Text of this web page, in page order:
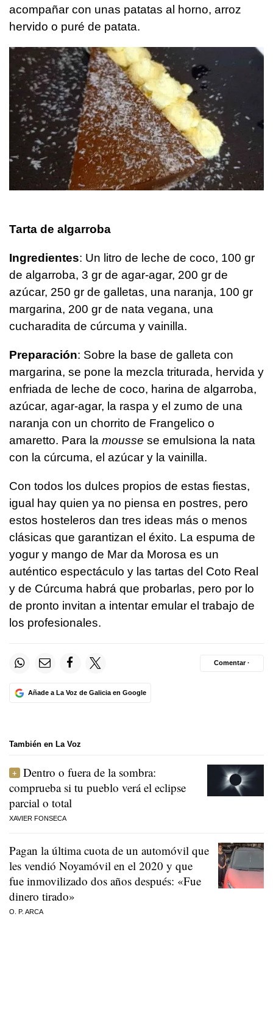
acompañar con unas patatas al horno, arroz
hervido o puré de patata.
Tarta de algarroba
Ingredientes: Un litro de leche de coco, 100 gr
de algarroba, 3 gr de agar-agar, 200 gr de
azúcar, 250 gr de galletas, una naranja, 100 gr
margarina, 200 gr de nata vegana, una
cucharadita de cúrcuma y vainilla.
Preparación: Sobre la base de galleta con
margarina, se pone la mezcla triturada, hervida y
enfriada de leche de coco, harina de algarroba,
azúcar, agar-agar, la raspa y el zumo de una
naranja con un chorrito de Frangelico o
amaretto. Para la mousse se emulsiona la nata
con la cúrcuma, el azúcar y la vainilla.
Con todos los dulces propios de estas fiestas,
igual hay quien ya no piensa en postres, pero
estos hosteleros dan tres ideas más o menos
clásicas que garantizan el éxito. La espuma de
yogur y mango de Mar da Morosa es un
auténtico espectáculo y las tartas del Coto Real
y de Cúrcuma habrá que probarlas, pero por lo
de pronto invitan a intentar emular el trabajo de
los profesionales.
Añade a La Voz de Galicia en Google
Comentar ·
También en La Voz
Dentro o fuera de la sombra:
comprueba si tu pueblo verá el eclipse
parcial o total
XAVIER FONSECA
Pagan la última cuota de un automóvil que
les vendió Noyamóvil en el 2020 y que
fue inmovilizado dos años después: «Fue
dinero tirado»
O. P. ARCA